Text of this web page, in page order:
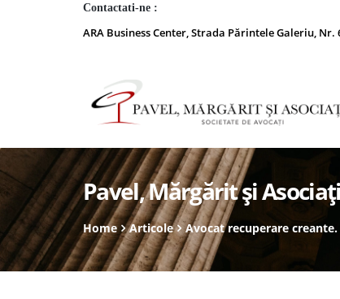
Contactati-ne :
ARA Business Center, Strada Părintele Galeriu, Nr.
Pavel, Mărgărit și
Home Articole Avocat recuperare